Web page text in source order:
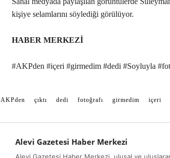
kişiye selamlarını söylediği görülüyor.
HABER MERKEZİ
#AKPden #içeri #girmedim #dedi #Soyluyla
AKPden çıktı dedi fotoğrafı girmedim içeri
Alevi Gazetesi Haber Merkezi